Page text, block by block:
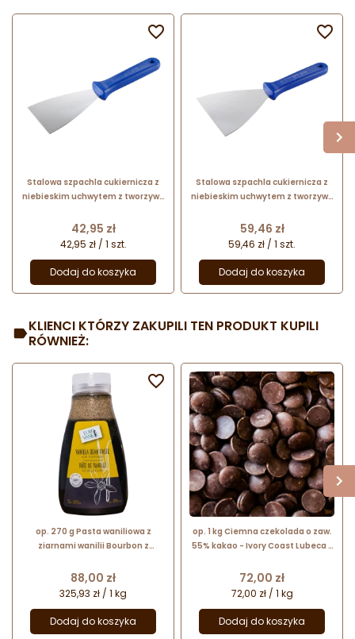
Stalowa szpachla cukiernicza z
niebieskim uchwytem z tworzywa
68675 Thermohauser
Cena
42,95 zł
42,95 zł / 1 szt.
Dodaj do koszyka

Stalowa szpachla cukiernicza z
niebieskim uchwytem z tworzywa
68695 Thermohauser
Cena
59,46 zł
59,46 zł / 1 szt.
Dodaj do koszyka

KLIENCI KTÓRZY ZAKUPILI TEN PRODUKT KUPILI
RÓWNIEŻ:
op. 270 g Pasta waniliowa z
ziarnami wanilii Bourbon z
Cena
88,00 zł
325,93 zł / 1 kg
Dodaj do koszyka

op. 1 kg Ciemna czekolada o zaw.
55% kakao - Ivory Coast Lubeca -
kaletkach - nr. kat. 721
Cena
72,00 zł
72,00 zł / 1 kg
Dodaj do koszyka
